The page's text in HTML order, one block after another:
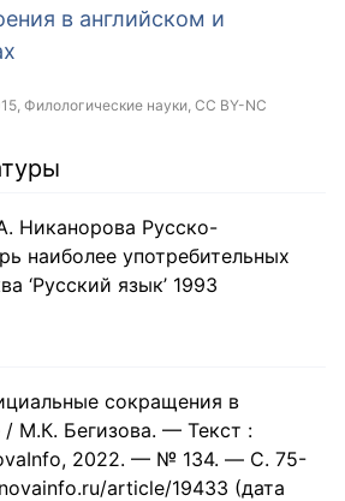
в английском и
, Филологические науки, CC BY-NC
Никанорова Русско-
наиболее употребительных
‘Русский язык’ 1993
сокращения в
/ М.К. Бегизова. — Текст :
2022. — № 134. — С. 75-
article/19433 (дата